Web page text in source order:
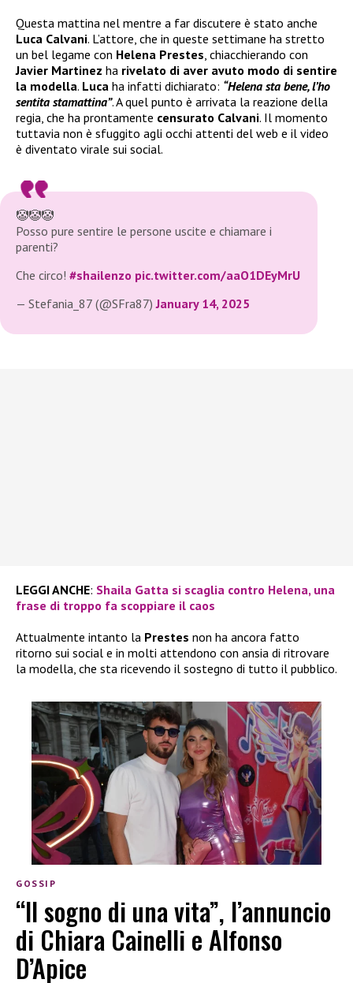
Questa mattina nel mentre a far discutere è stato anche
Luca Calvani. L’attore, che in queste settimane ha stretto
un bel legame con Helena Prestes, chiacchierando con
Javier Martinez ha rivelato di aver avuto modo di sentire
la modella. Luca ha infatti dichiarato: “Helena sta bene, l’ho
sentita stamattina”. A quel punto è arrivata la reazione della
regia, che ha prontamente censurato Calvani. Il momento
tuttavia non è sfuggito agli occhi attenti del web e il video
è diventato virale sui social.
🤡🤡🤡
Posso pure sentire le persone uscite e chiamare i
parenti?
Che circo! #shailenzo pic.twitter.com/aaO1DEyMrU
— Stefania_87 (@SFra87)January 14, 2025
LEGGI ANCHE: Shaila Gatta si scaglia contro Helena, una
frase di troppo fa scoppiare il caos
Attualmente intanto la Prestes non ha ancora fatto
ritorno sui social e in molti attendono con ansia di ritrovare
la modella, che sta ricevendo il sostegno di tutto il pubblico.
GOSSIP
“Il sogno di una vita”, l’annuncio
di Chiara Cainelli e Alfonso
D’Apice